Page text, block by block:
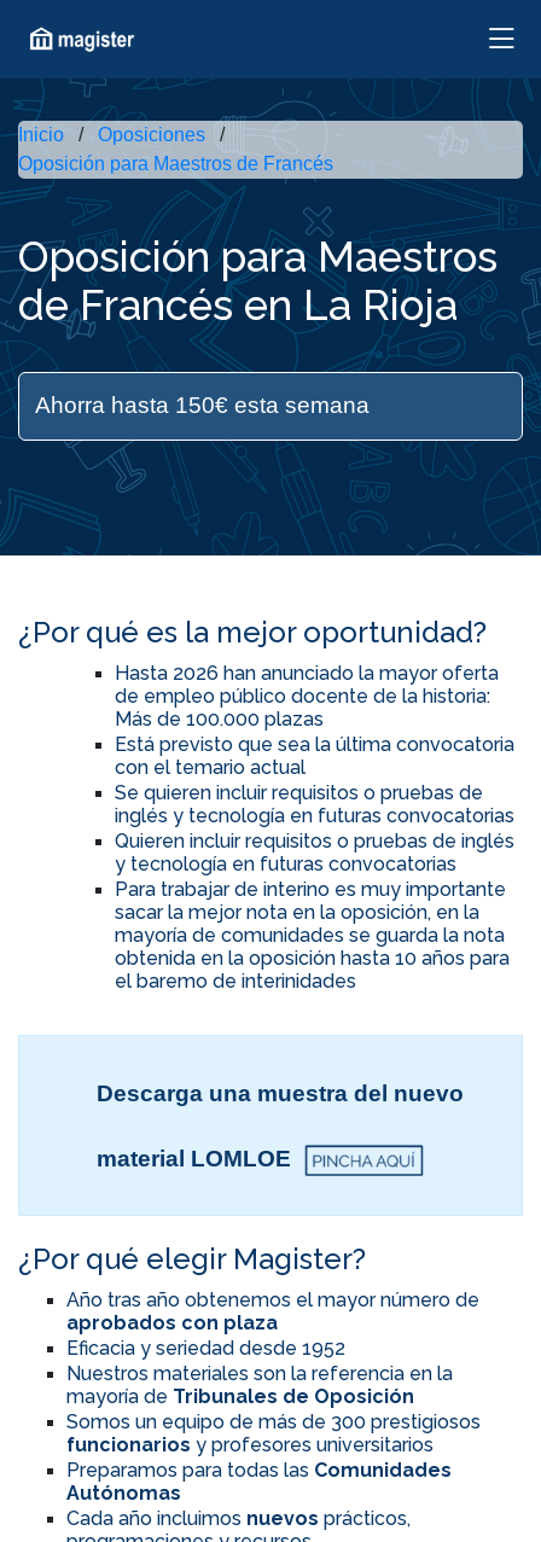
Inicio
Oposiciones
Oposición para Maestros de Francés
Oposición para Maestros
de Francés en La Rioja
Ahorra hasta 150€ esta semana
¿Por qué es la mejor oportunidad?
Hasta 2026 han anunciado la mayor oferta
de empleo público docente de la historia:
Más de 100.000 plazas
Está previsto que sea la última convocatoria
con el temario actual
Se quieren incluir requisitos o pruebas de
inglés y tecnología en futuras convocatorias
Quieren incluir requisitos o pruebas de inglés
y tecnología en futuras convocatorias
Para trabajar de interino es muy importante
sacar la mejor nota en la oposición, en la
mayoría de comunidades se guarda la nota
obtenida en la oposición hasta 10 años para
el baremo de interinidades
Descarga una muestra del nuevo
material LOMLOE
¿Por qué elegir Magister?
Año tras año obtenemos el mayor número de
aprobados con plaza
Eficacia y seriedad desde 1952
Nuestros materiales son la referencia en la
mayoría de Tribunales de Oposición
Somos un equipo de más de 300 prestigiosos
funcionarios y profesores universitarios
Preparamos para todas las Comunidades
Autónomas
Cada año incluimos nuevos prácticos,